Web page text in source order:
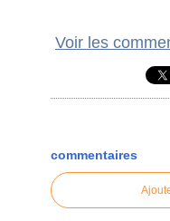
Voir les
commentaires